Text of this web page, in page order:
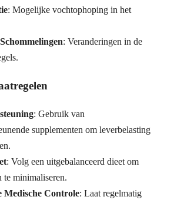
: Mogelijke vochtophoping in het
: Veranderingen in de
: Gebruik van
supplementen om leverbelasting
: Volg een uitgebalanceerd dieet om
minimaliseren.
Medische Controle: Laat regelmatig